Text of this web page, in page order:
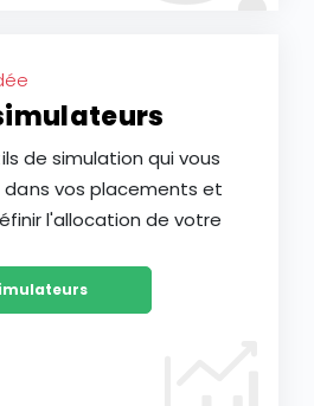
de simulation qui vous
vos placements et
l'allocation de votre